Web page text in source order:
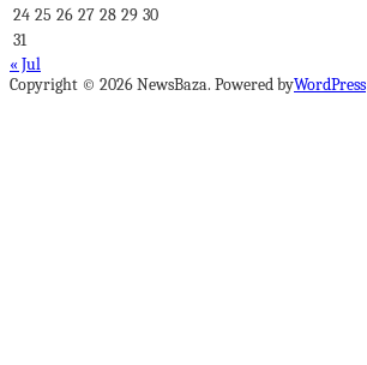
24 25 26 27 28 29 30
31
« Jul
Copyright © 2026 NewsBaza. Powered byWordPress